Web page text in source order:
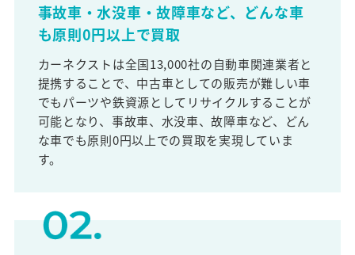
事故車・水没車・故障車など、どんな車
も原則0円以上で買取
カーネクストは全国13,000社の自動車関連業者と
提携することで、中古車としての販売が難しい車
でもパーツや鉄資源としてリサイクルすることが
可能となり、事故車、水没車、故障車など、どん
な車でも原則0円以上での買取を実現していま
す。